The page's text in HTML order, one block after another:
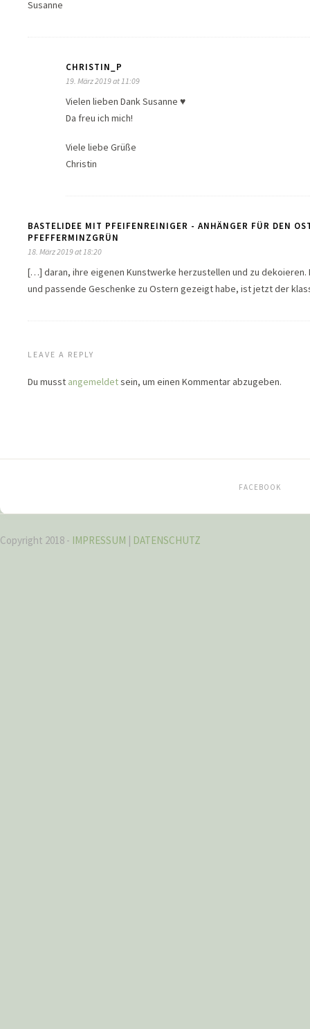
Susanne
CHRISTIN_P
19. März 2019 at 11:09
Vielen lieben Dank Susanne ♥
Da freu ich mich!
Viele liebe Grüße
Christin
BASTELIDEE MIT PFEIFENREINIGER - ANHÄNGER FÜR DEN
PFEFFERMINZGRÜN
18. März 2019 at 18:20
[…] daran, ihre eigenen Kunstwerke herzustellen und zu
und passende Geschenke zu Ostern gezeigt habe, ist jetzt der
LEAVE A REPLY
Du musst angemeldetsein, um einen Kommentar abzugeben.
FACEBOOK
Copyright 2018 - IMPRESSUM | DATENSCHUTZ